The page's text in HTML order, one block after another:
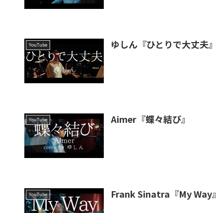
YouTube ゆしん『ひとりで大丈夫』
YouTube Aimer『蝶々結び』
YouTube Frank Sinatra『My Way』